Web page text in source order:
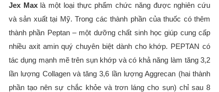
Jex Maxlà một loại thực phẩm chức năng được nghiên cứu
và sản xuất tại Mỹ. Trong các thành phần của thuốc có thêm
thành phần Peptan – một dưỡng chất sinh học giúp cung cấp
nhiều axit amin quý chuyên biệt dành cho khớp. PEPTAN có
tác dụng mạnh mẽ trên sụn khớp và có khả năng làm tăng 3,2
lần lượng Collagen và tăng 3,6 lần lượng Aggrecan (hai thành
phần tạo nên sự chắc khỏe và trơn láng cho sụn) chỉ sau 8